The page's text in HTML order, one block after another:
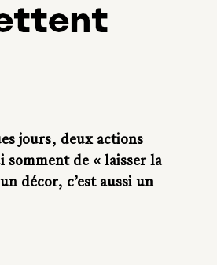
jours, deux actions
somment de « laisser la
décor, c’est aussi un